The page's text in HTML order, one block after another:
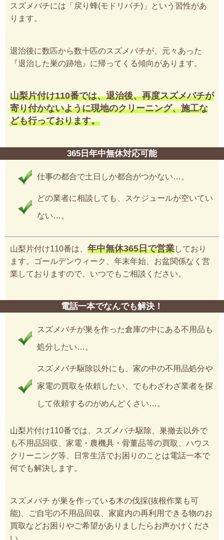
スズメバチには「戻り蜂(モドリバチ)」という習性があ
ります。
退治後に数匹から数十匹のスズメバチが、元々あった
『退治した巣の跡地』に帰ってくる傾向があります。
山梨片付け110番では、退治後、再度スズメバチが
寄り付かないように現地のクリーニング、施工な
ども行っております。
365日年中無休対応可能
仕事の都合で土日しか都合がつかない…。
どの業者に相談しても、スケジュールが空いてい
ない…。
山梨片付け110番は、 年中無休365日で営業しており
ます。ゴールデンウィーク、年末年始、お盆関係なく営
業しておりますので、いつでもご相談ください。
電話一本でなんでも解決！
スズメバチが巣を作った倉庫の中にある不用品も
処分したい…。
スズメバチ駆除以外にも、家の中の不用品処分や
家電の買取を依頼したい、でもわざわざ業者を探
して依頼するのがめんどくさい…。
山梨片付け110番では、スズメバチ駆除、巣撤去以外で
も不用品回収、家電・農機具・骨董品等の買取、ハウス
クリーニング等、日常生活でお困りのことは電話一本で
何でも解決します。
スズメバチ が巣を作っている木の伐採(抜根作業も可
能)、ご自宅の不用品回収、家庭内の再利用できる物のお
買取などお困りやご希望がありましたらお声かけくださ